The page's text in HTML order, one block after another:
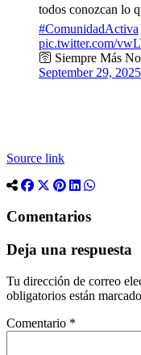
todos conozcan lo
#ComunidadActiva
pic.twitter.com/
🛜 Siempre Más
September 29, 2025
Source link
Comentarios
Deja una respuesta
Tu dirección de correo
obligatorios están
Comentario *